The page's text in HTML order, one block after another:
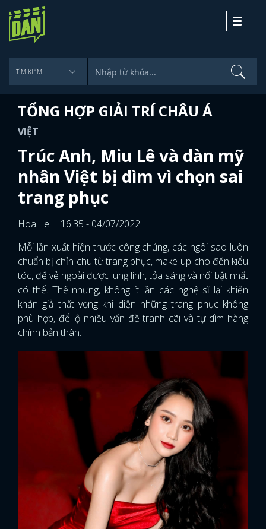
Toggle
TỔNG HỢP GIẢI TRÍ CHÂU Á
VIỆT
Trúc Anh, Miu Lê và dàn mỹ
nhân Việt bị dìm vì chọn sai
trang phục
Hoa Le
16:35 - 04/07/2022
Mỗi lần xuất hiện trước công chúng, các ngôi sao luôn
chuẩn bị chỉn chu từ trang phục, make-up cho đến kiểu
tóc, để vẻ ngoài được lung linh, tỏa sáng và nổi bật nhất
có thể. Thế nhưng, không ít lần các nghệ sĩ lại khiến
khán giả thất vọng khi diện những trang phục không
phù hợp, để lộ nhiều vấn đề tranh cãi và tự dìm hàng
chính bản thân.